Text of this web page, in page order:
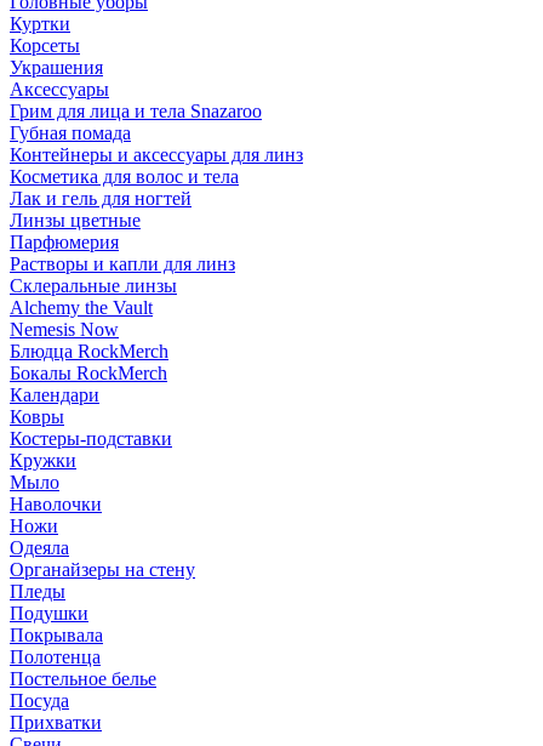
Куртки
Корсеты
Украшения
Аксессуары
Грим для лица и тела Snazaroo
Губная помада
Контейнеры и аксессуары для линз
Косметика для волос и тела
Лак и гель для ногтей
Линзы цветные
Парфюмерия
Растворы и капли для линз
Склеральные линзы
Alchemy the Vault
Nemesis Now
Блюдца RockMerch
Бокалы RockMerch
Календари
Ковры
Костеры-подставки
Кружки
Мыло
Наволочки
Ножи
Одеяла
Органайзеры на стену
Пледы
Подушки
Покрывала
Полотенца
Постельное белье
Посуда
Прихватки